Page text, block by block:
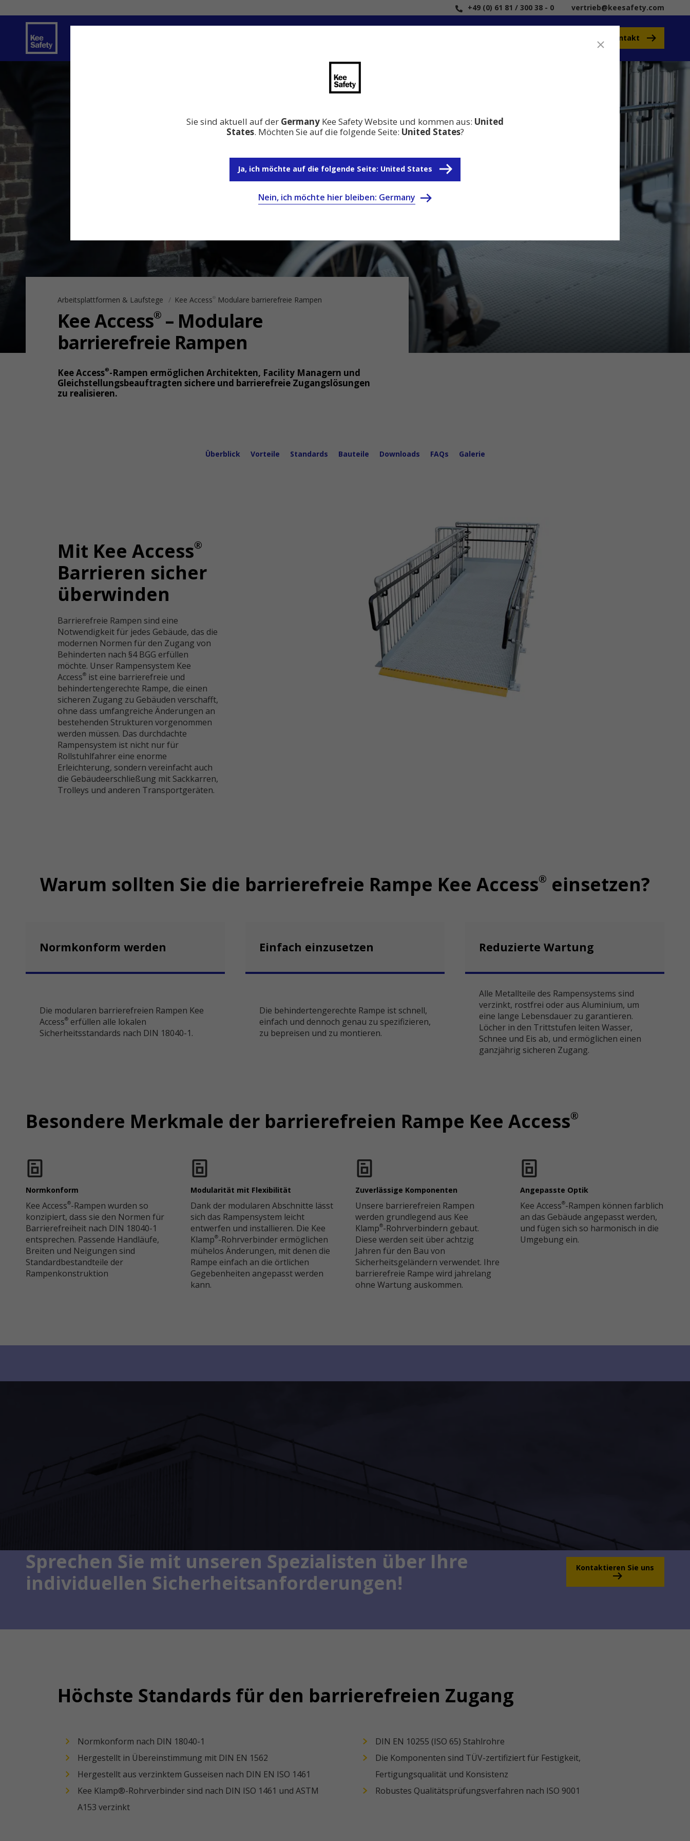
+49 (0) 61 81 / 300 38 - 0 vertrieb@keesafety.com
Kontakt
Sie sind aktuell auf der Germany Kee Safety Website und kommen aus: United
States. Möchten Sie auf die folgende Seite: United States?
Ja, ich möchte auf die folgende Seite: United States
Nein, ich möchte hier bleiben: Germany
Arbeitsplattformen & Laufstege Kee Access®Modulare barrierefreie Rampen
Kee Access® – Modulare
barrierefreie Rampen
Kee Access®-Rampen ermöglichen Architekten, Facility Managern und
Gleichstellungsbeauftragten sichere und barrierefreie Zugangslösungen
zu realisieren.
Überblick Vorteile Standards Bauteile Downloads FAQs Galerie
Mit Kee Access®
Barrieren sicher
überwinden
Barrierefreie Rampen sind eine
Notwendigkeit für jedes Gebäude, das die
modernen Normen für den Zugang von
Behinderten nach §4 BGG erfüllen
möchte. Unser Rampensystem Kee
Access® ist eine barrierefreie und
behindertengerechte Rampe, die einen
sicheren Zugang zu Gebäuden verschafft,
ohne dass umfangreiche Änderungen an
bestehenden Strukturen vorgenommen
werden müssen. Das durchdachte
Rampensystem ist nicht nur für
Rollstuhlfahrer eine enorme
Erleichterung, sondern vereinfacht auch
die Gebäudeerschließung mit Sackkarren,
Trolleys und anderen Transportgeräten.
Warum sollten Sie die barrierefreie Rampe Kee Access® einsetzen?
Normkonform werden
Die modularen barrierefreien Rampen Kee
Access®erfüllen alle lokalen
Sicherheitsstandards nach DIN 18040-1.
Einfach einzusetzen
Die behindertengerechte Rampe ist schnell,
einfach und dennoch genau zu spezifizieren,
zu bepreisen und zu montieren.
Reduzierte Wartung
Alle Metallteile des Rampensystems sind
verzinkt, rostfrei oder aus Aluminium, um
eine lange Lebensdauer zu garantieren.
Löcher in den Trittstufen leiten Wasser,
Schnee und Eis ab, und ermöglichen einen
ganzjährig sicheren Zugang.
Besondere Merkmale der barrierefreien Rampe Kee Access®
Normkonform
Kee Access®-Rampen wurden so
konzipiert, dass sie den Normen für
Barrierefreiheit nach DIN 18040-1
entsprechen. Passende Handläufe,
Breiten und Neigungen sind
Standardbestandteile der
Rampenkonstruktion
Modularität mit Flexibilität
Dank der modularen Abschnitte lässt
sich das Rampensystem leicht
entwerfen und installieren. Die Kee
Klamp®-Rohrverbinder ermöglichen
mühelos Änderungen, mit denen die
Rampe einfach an die örtlichen
Gegebenheiten angepasst werden
kann.
Zuverlässige Komponenten
Unsere barrierefreien Rampen
werden grundlegend aus Kee
Klamp®-Rohrverbindern gebaut.
Diese werden seit über achtzig
Jahren für den Bau von
Sicherheitsgeländern verwendet. Ihre
barrierefreie Rampe wird jahrelang
ohne Wartung auskommen.
Angepasste Optik
Kee Access®-Rampen können farblich
an das Gebäude angepasst werden,
und fügen sich so harmonisch in die
Umgebung ein.
Sprechen Sie mit unseren Spezialisten über Ihre
individuellen Sicherheitsanforderungen!
Kontaktieren Sie uns
Höchste Standards für den barrierefreien Zugang
Normkonform nach DIN 18040-1
Hergestellt in Übereinstimmung mit DIN EN 1562
Hergestellt aus verzinktem Gusseisen nach DIN EN ISO 1461
Kee Klamp®-Rohrverbinder sind nach DIN ISO 1461 und ASTM
A153 verzinkt
DIN EN 10255 (ISO 65) Stahlrohre
Die Komponenten sind TÜV-zertifiziert für Festigkeit,
Fertigungsqualität und Konsistenz
Robustes Qualitätsprüfungsverfahren nach ISO 9001